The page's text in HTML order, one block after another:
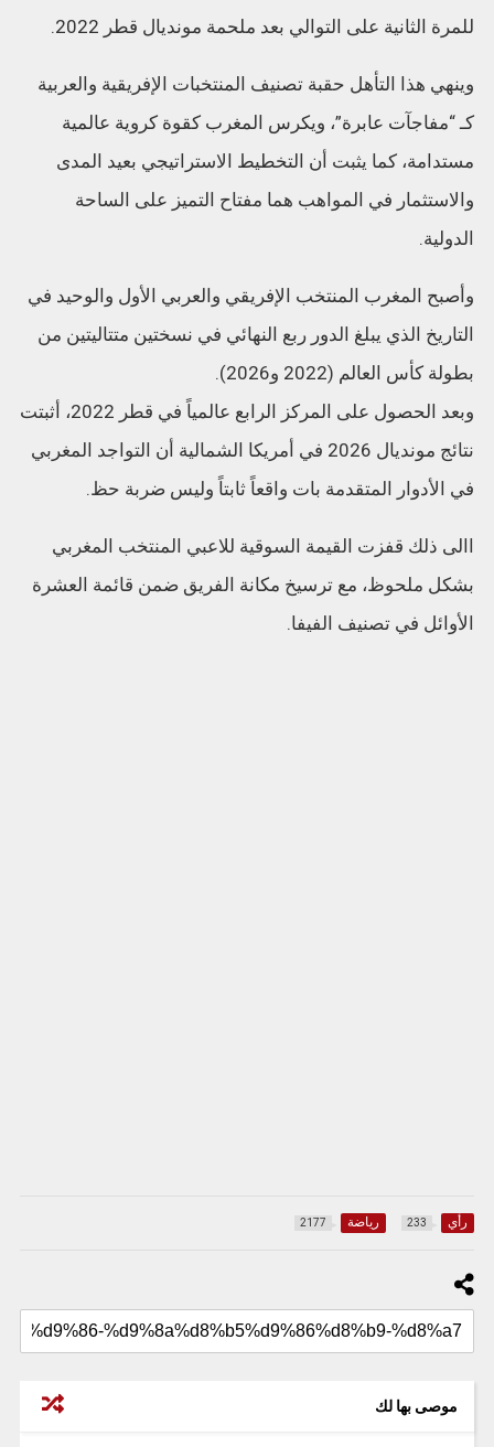
للمرة الثانية على التوالي بعد ملحمة مونديال قطر 2022.
وينهي هذا التأهل حقبة تصنيف المنتخبات الإفريقية والعربية
كـ “مفاجآت عابرة”، ويكرس المغرب كقوة كروية عالمية
مستدامة، كما يثبت أن التخطيط الاستراتيجي بعيد المدى
والاستثمار في المواهب هما مفتاح التميز على الساحة
الدولية.
وأصبح المغرب المنتخب الإفريقي والعربي الأول والوحيد في
التاريخ الذي يبلغ الدور ربع النهائي في نسختين متتاليتين من
بطولة كأس العالم (2022 و2026).
وبعد الحصول على المركز الرابع عالمياً في قطر 2022، أثبتت
نتائج مونديال 2026 في أمريكا الشمالية أن التواجد المغربي
في الأدوار المتقدمة بات واقعاً ثابتاً وليس ضربة حظ.
االى ذلك قفزت القيمة السوقية للاعبي المنتخب المغربي
بشكل ملحوظ، مع ترسيخ مكانة الفريق ضمن قائمة العشرة
الأوائل في تصنيف الفيفا.
رأي 233 رياضة 2177
موصى بها لك